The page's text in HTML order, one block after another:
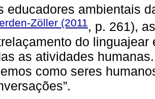
educadores ambientais
Zöller (2011, p. 261),
do
as atividades
como seres